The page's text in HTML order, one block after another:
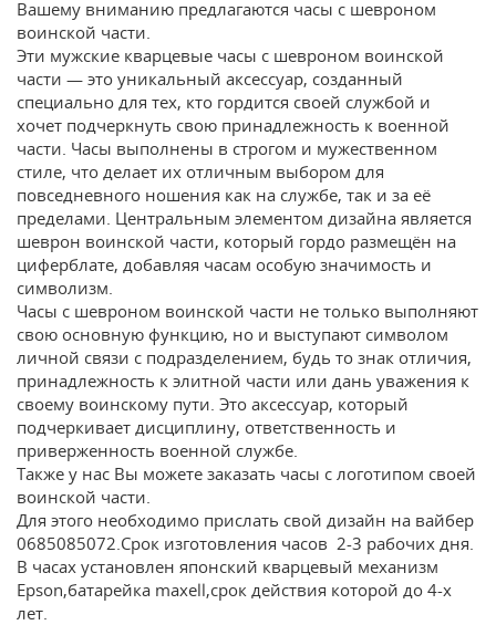
Вашему вниманию предлагаются часы с шевроном
воинской части.
Эти мужские кварцевые часы с шевроном воинской
части — это уникальный аксессуар, созданный
специально для тех, кто гордится своей службой и
хочет подчеркнуть свою принадлежность к военной
части. Часы выполнены в строгом и мужественном
стиле, что делает их отличным выбором для
повседневного ношения как на службе, так и за её
пределами. Центральным элементом дизайна является
шеврон воинской части, который гордо размещён на
циферблате, добавляя часам особую значимость и
символизм.
Часы с шевроном воинской части не только выполняют
свою основную функцию, но и выступают символом
личной связи с подразделением, будь то знак отличия,
принадлежность к элитной части или дань уважения к
своему воинскому пути. Это аксессуар, который
подчеркивает дисциплину, ответственность и
приверженность военной службе.
Также у нас Вы можете заказать часы с логотипом своей
воинской части.
Для этого необходимо прислать свой дизайн на вайбер
0685085072.Срок изготовления часов 2-3 рабочих дня.
В часах установлен японский кварцевый механизм
Epson,батарейка maxell,срок действия которой до 4-х
лет.